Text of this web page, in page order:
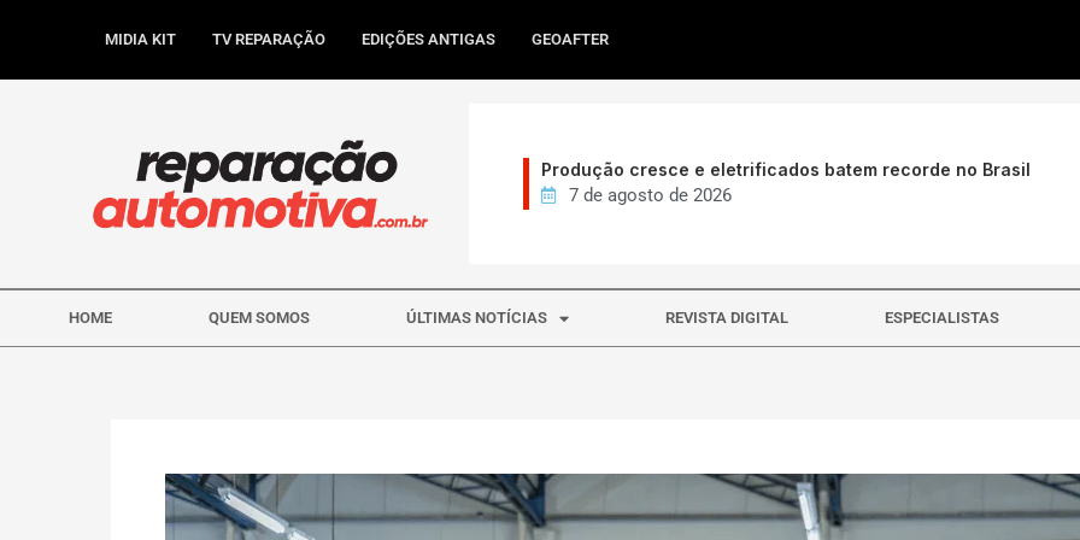
MIDIA KIT TV REPARAÇÃO EDIÇÕES ANTIGAS GEOAFTER
Produção cresce e eletrificados batem recorde no Brasil
7 de agosto de 2026
HOME QUEM SOMOS ÚLTIMAS NOTÍCIAS REVISTA DIGITAL ESPECIALISTAS